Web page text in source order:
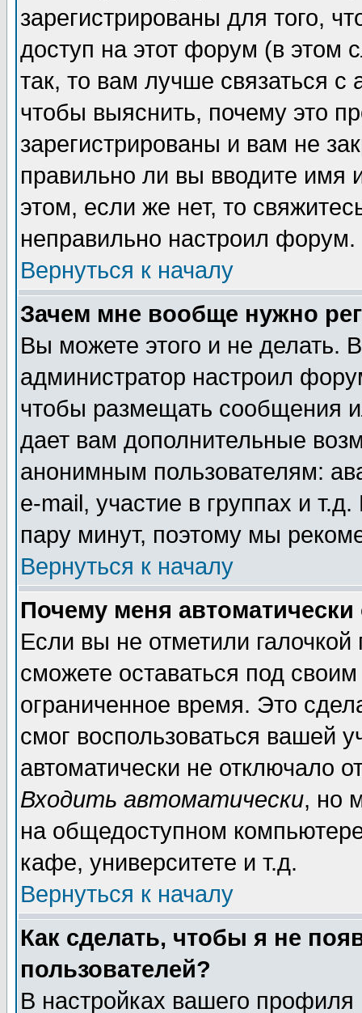
зарегистрированы для того,
доступ на этот форум (в этом
так, то вам лучше связаться
чтобы выяснить, почему это
зарегистрированы и вам не
правильно ли вы вводите
этом, если же нет, то
неправильно настроил форум.
Вернуться к началу
Зачем мне вообще нужно
Вы можете этого и не делать.
администратор настроил
чтобы размещать сообщения
дает вам дополнительные
анонимным пользователям:
e-mail, участие в группах и
пару минут, поэтому мы
Вернуться к началу
Почему меня автоматически
Если вы не отметили галочкой
сможете оставаться под
ограниченное время. Это
смог воспользоваться вашей
автоматически не отключало
Входить автоматически, но
на общедоступном
кафе, университете и т.д.
Вернуться к началу
Как сделать, чтобы я не
пользователей?
В настройках вашего